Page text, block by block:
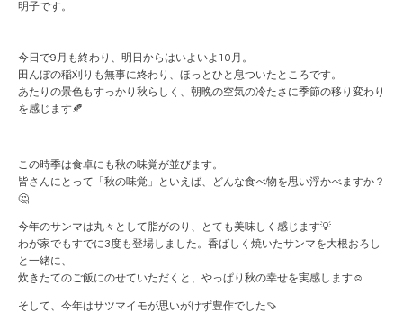
明子です。
今日で9月も終わり、明日からはいよいよ10月。
田んぼの稲刈りも無事に終わり、ほっとひと息ついたところです。
あたりの景色もすっかり秋らしく、朝晩の空気の冷たさに季節の移り変わり
を感じます🍂
この時季は食卓にも秋の味覚が並びます。
皆さんにとって「秋の味覚」といえば、どんな食べ物を思い浮かべますか？
🤔
今年のサンマは丸々として脂がのり、とても美味しく感じます💡
わが家でもすでに3度も登場しました。香ばしく焼いたサンマを大根おろし
と一緒に、
炊きたてのご飯にのせていただくと、やっぱり秋の幸せを実感します☺️
そして、今年はサツマイモが思いがけず豊作でした🍠